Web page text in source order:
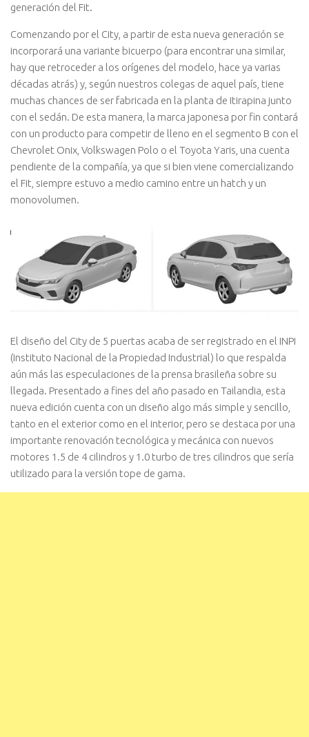
generación del Fit.
Comenzando por el City, a partir de esta nueva generación se
incorporará una variante bicuerpo (para encontrar una similar,
hay que retroceder a los orígenes del modelo, hace ya varias
décadas atrás) y, según nuestros colegas de aquel país, tiene
muchas chances de ser fabricada en la planta de Itirapina junto
con el sedán. De esta manera, la marca japonesa por fin contará
con un producto para competir de lleno en el segmento B con el
Chevrolet Onix, Volkswagen Polo o el Toyota Yaris, una cuenta
pendiente de la compañía, ya que si bien viene comercializando
el Fit, siempre estuvo a medio camino entre un hatch y un
monovolumen.
El diseño del City de 5 puertas acaba de ser registrado en el INPI
(Instituto Nacional de la Propiedad Industrial) lo que respalda
aún más las especulaciones de la prensa brasileña sobre su
llegada. Presentado a fines del año pasado en Tailandia, esta
nueva edición cuenta con un diseño algo más simple y sencillo,
tanto en el exterior como en el interior, pero se destaca por una
importante renovación tecnológica y mecánica con nuevos
motores 1.5 de 4 cilindros y 1.0 turbo de tres cilindros que sería
utilizado para la versión tope de gama.